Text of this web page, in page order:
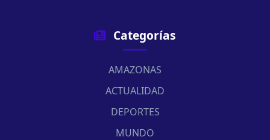
Categorías
AMAZONAS
ACTUALIDAD
DEPORTES
MUNDO